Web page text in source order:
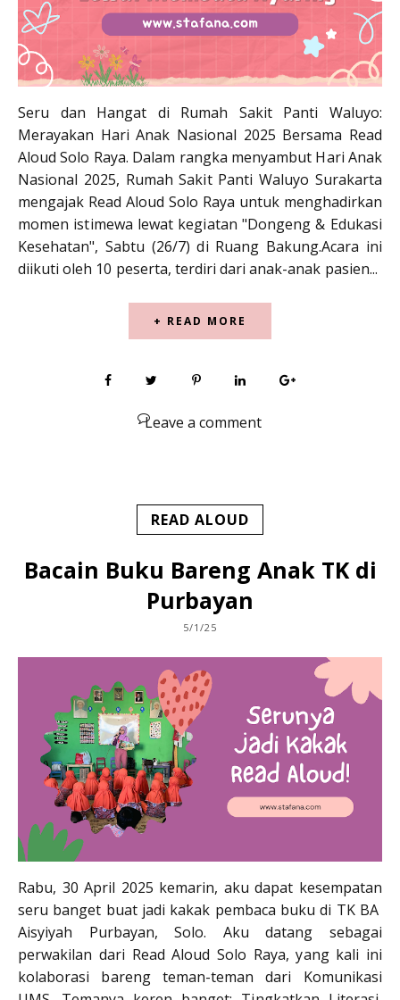
Seru dan Hangat di Rumah Sakit Panti Waluyo:
Merayakan Hari Anak Nasional 2025 Bersama Read
Aloud Solo Raya. Dalam rangka menyambut Hari Anak
Nasional 2025, Rumah Sakit Panti Waluyo Surakarta
mengajak Read Aloud Solo Raya untuk menghadirkan
momen istimewa lewat kegiatan "Dongeng & Edukasi
Kesehatan", Sabtu (26/7) di Ruang Bakung.Acara ini
diikuti oleh 10 peserta, terdiri dari anak-anak pasien...
+ READ MORE
Leave a comment
READ ALOUD
Bacain Buku Bareng Anak TK di
Purbayan
5/1/25
Rabu, 30 April 2025 kemarin, aku dapat kesempatan
seru banget buat jadi kakak pembaca buku di TK BA
Aisyiyah Purbayan, Solo. Aku datang sebagai
perwakilan dari Read Aloud Solo Raya, yang kali ini
kolaborasi bareng teman-teman dari Komunikasi